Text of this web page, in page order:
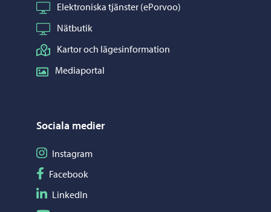
Elektroniska tjänster (ePorvoo)
Nätbutik
Kartor och lägesinformation
Mediaportal
Sociala medier
Följ på Instagram
Instagram
Följ på Facebook
Facebook
Följ på LinkedIn
LinkedIn